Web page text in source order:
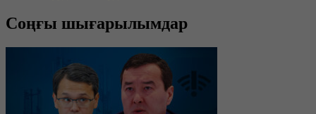
Соңғы шығарылымдар